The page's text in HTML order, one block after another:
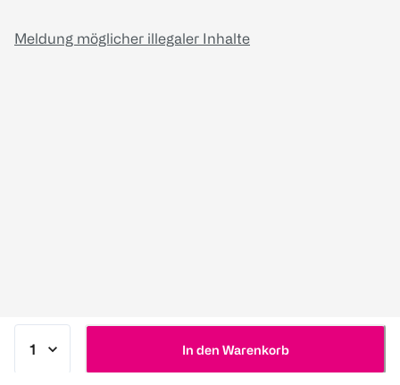
In den Warenkorb
Meldung möglicher illegaler Inhalte